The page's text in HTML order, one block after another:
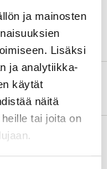
ja mainosten
Lisäksi
ja analytiikka-
käytät
näitä
tai joita on